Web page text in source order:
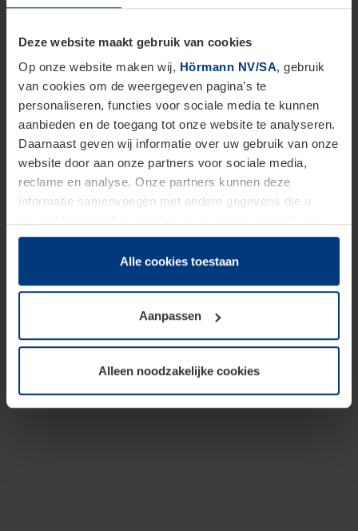
Deze website maakt gebruik van cookies
Op onze website maken wij, Hörmann NV/SA, gebruik
van cookies om de weergegeven pagina's te
personaliseren, functies voor sociale media te kunnen
aanbieden en de toegang tot onze website te analyseren.
Daarnaast geven wij informatie over uw gebruik van onze
website door aan onze partners voor sociale media,
reclame en analyse. Onze partners kunnen deze
informatie samenvoegen met andere gegevens die u
hun diensten hebben verzameld.
Juridisch hebben wij het recht om cookies op uw
van deze pagina's absoluut vereist is. Voor alle andere
soorten cookies is uw toestemming benodigd. Uw
toestemming kunt u op elk moment bij de uitleg van de
wijzigen of herroepen.
Alle cookies toestaan
Aanpassen
Alleen noodzakelijke cookies